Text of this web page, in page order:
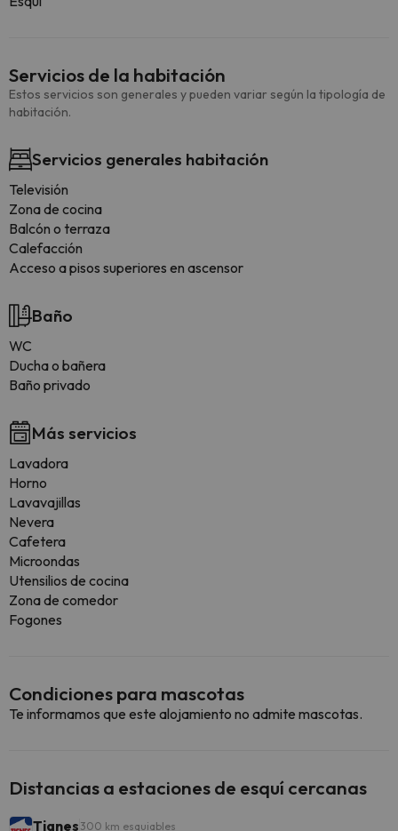
Servicios de la habitación
Estos servicios son generales y pueden variar según la tipología de
habitación.
Servicios generales habitación
Televisión
Zona de cocina
Balcón o terraza
Calefacción
Acceso a pisos superiores en ascensor
Baño
WC
Ducha o bañera
Baño privado
Más servicios
Lavadora
Horno
Lavavajillas
Nevera
Cafetera
Microondas
Utensilios de cocina
Zona de comedor
Fogones
Condiciones para mascotas
Te informamos que este alojamiento no admite mascotas.
Distancias a estaciones de esquí cercanas
Tignes 300 km esquiables